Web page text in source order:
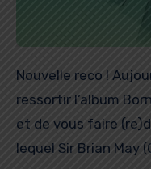
Nouvelle reco ! Aujourd’hui, on avait envie de
ressortir l’album
et de vous faire
lequel Sir Brian May